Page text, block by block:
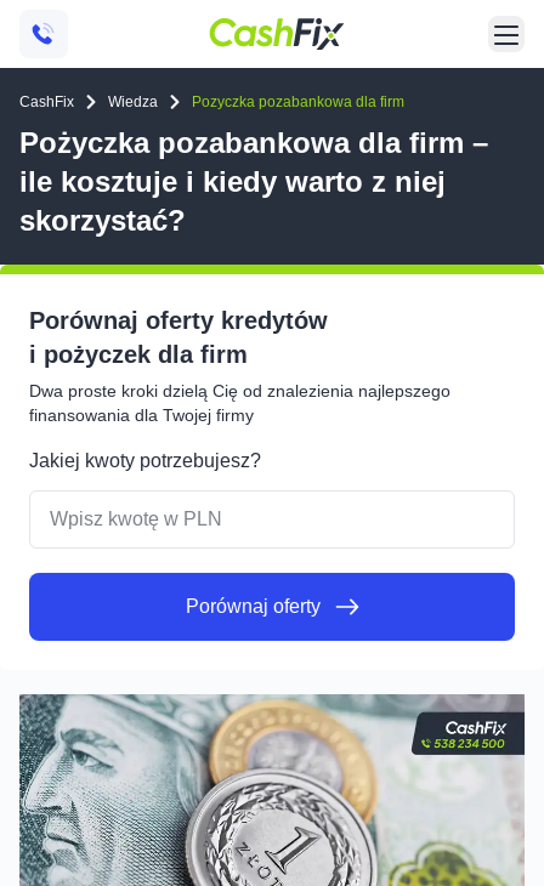
CashFix Wiedza Pozyczka pozabankowa dla firm
Pożyczka pozabankowa dla firm –
ile kosztuje i kiedy warto z niej
skorzystać?
Porównaj oferty kredytów
i pożyczek dla firm
Dwa proste kroki dzielą Cię od znalezienia najlepszego
finansowania dla Twojej firmy
Jakiej kwoty potrzebujesz?
Porównaj oferty